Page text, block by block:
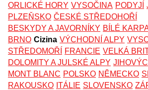
ORLICKÉ HORY VYSOČINA PODYJÍ
PLZEŇSKO ČESKÉ STŘEDOHOŘÍ
BESKYDY A JAVORNÍKY BÍLÉ
BRNO Cizina VÝCHODNÍ ALPY
STŘEDOMOŘÍ
FRANCIE VELKÁ
DOLOMITY A JULSKÉ ALPY
MONT BLANC POLSKO NĚMECKO
RAKOUSKO ITÁLIE SLOVENSKO